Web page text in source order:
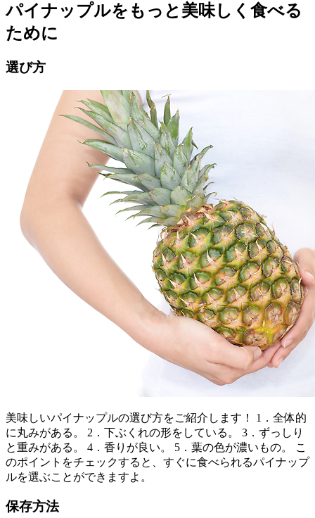
パイナップルをもっと美味しく食べる
ために
選び方
美味しいパイナップルの選び方をご紹介します！ 1．全体的
に丸みがある。 2．下ぶくれの形をしている。 3．ずっしり
と重みがある。 4．香りが良い。 5．葉の色が濃いもの。 こ
のポイントをチェックすると、すぐに食べられるパイナップ
ルを選ぶことができますよ。
保存方法